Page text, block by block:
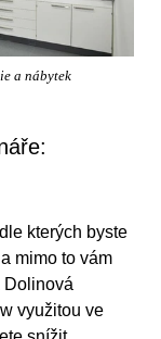
a nábytek
kterých byste
mimo to vám
Dolinová
využitou ve